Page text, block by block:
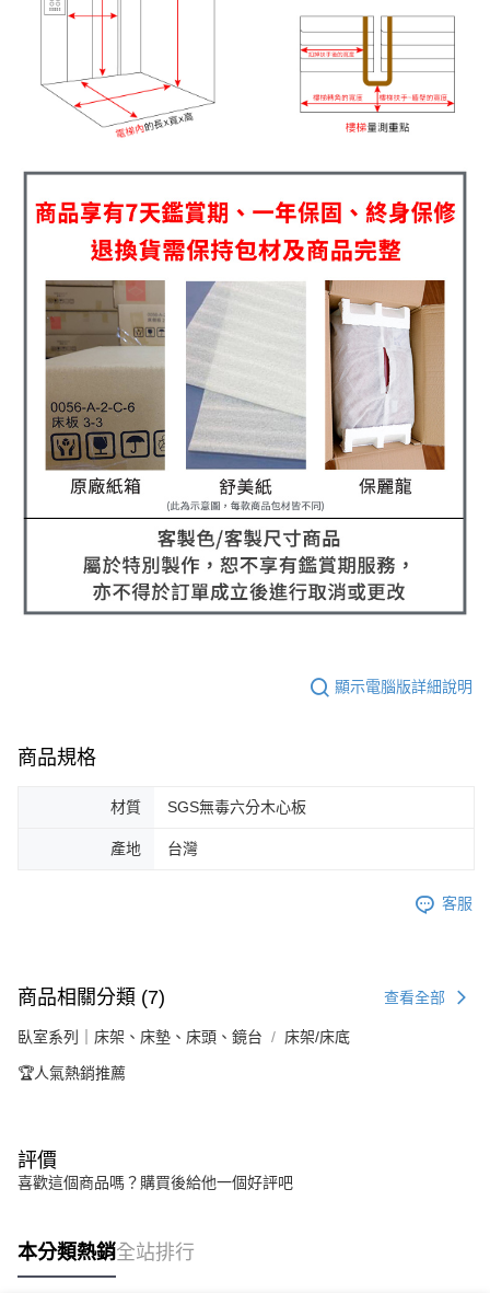
顯示電腦版詳細說明
商品規格
材質 SGS無毒六分木心板
產地 台灣
客服
商品相關分類 (7) 查看全部
臥室系列｜床架、床墊、床頭、鏡台 床架/床底
🏆人氣熱銷推薦
評價
喜歡這個商品嗎？購買後給他一個好評吧
本分類熱銷全站排行